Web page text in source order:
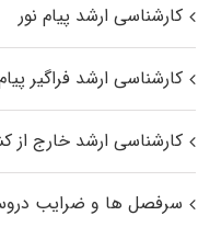
کارشناسی ارشد پیام نور
کارشناسی ارشد فراگیر
کارشناسی ارشد خارج از
سرفصل ها و ضرایب